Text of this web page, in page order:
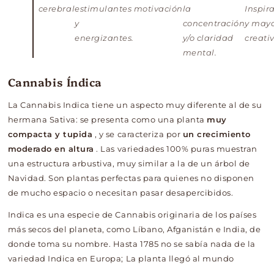
cerebralestimulantes
y
energizantes.
motivaciónla
concentración
y/o claridad
mental.
y
Cannabis Índica
La Cannabis Indica tiene un aspecto muy diferente al de su
hermana Sativa: se presenta como una planta muy
compacta y tupida , y se caracteriza por un crecimiento
moderado en altura . Las variedades 100% puras muestran
una estructura arbustiva, muy similar a la de un árbol de
Navidad. Son plantas perfectas para quienes no disponen
de mucho espacio o necesitan pasar desapercibidos.
Indica es una especie de Cannabis originaria de los países
más secos del planeta, como Líbano, Afganistán e India, de
donde toma su nombre. Hasta 1785 no se sabía nada de la
variedad Indica en Europa; La planta llegó al mundo